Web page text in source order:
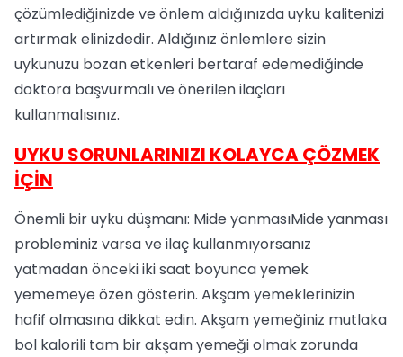
çözümlediğinizde ve önlem aldığınızda uyku kalitenizi
artırmak elinizdedir. Aldığınız önlemlere sizin
uykunuzu bozan etkenleri bertaraf edemediğinde
doktora başvurmalı ve önerilen ilaçları
kullanmalısınız.
UYKU SORUNLARINIZI KOLAYCA ÇÖZMEK
İÇİN
Önemli bir uyku düşmanı: Mide yanmasıMide yanması
probleminiz varsa ve ilaç kullanmıyorsanız
yatmadan önceki iki saat boyunca yemek
yememeye özen gösterin. Akşam yemeklerinizin
hafif olmasına dikkat edin. Akşam yemeğiniz mutlaka
bol kalorili tam bir akşam yemeği olmak zorunda